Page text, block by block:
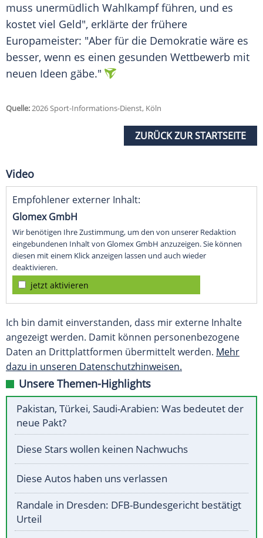
muss unermüdlich Wahlkampf führen, und es
kostet viel Geld", erklärte der frühere
Europameister: "Aber für die Demokratie wäre es
besser, wenn es einen gesunden Wettbewerb mit
neuen Ideen gäbe."
Quelle:2026 Sport-Informations-Dienst, Köln
ZURÜCK ZUR STARTSEITE
Video
Empfohlener externer Inhalt:
Glomex GmbH
Wir benötigen Ihre Zustimmung, um den von unserer Redaktion
eingebundenen Inhalt von Glomex GmbH anzuzeigen. Sie können
diesen mit einem Klick anzeigen lassen und auch wieder
deaktivieren.
jetzt aktivieren
Ich bin damit einverstanden, dass mir externe Inhalte
angezeigt werden. Damit können personenbezogene
Daten an Drittplattformen übermittelt werden. Mehr
dazu in unseren Datenschutzhinweisen.
Unsere Themen-Highlights
Pakistan, Türkei, Saudi-Arabien: Was bedeutet der
neue Pakt?
Diese Stars wollen keinen Nachwuchs
Diese Autos haben uns verlassen
Randale in Dresden: DFB-Bundesgericht bestätigt
Urteil